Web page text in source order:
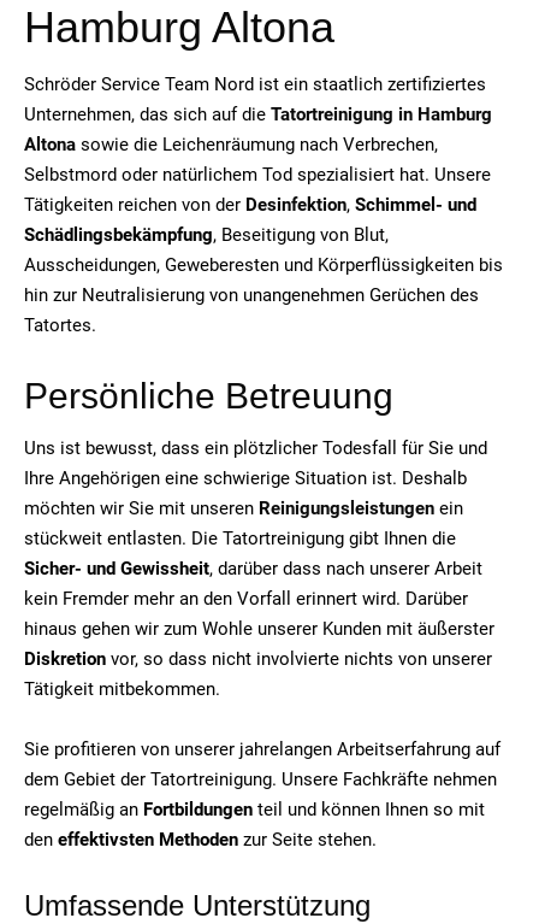
Hamburg Altona
Schröder Service Team Nord ist ein staatlich zertifiziertes
Unternehmen, das sich auf die Tatortreinigung in Hamburg
Altona sowie die Leichenräumung nach Verbrechen,
Selbstmord oder natürlichem Tod spezialisiert hat. Unsere
Tätigkeiten reichen von der Desinfektion, Schimmel- und
Schädlingsbekämpfung, Beseitigung von Blut,
Ausscheidungen, Geweberesten und Körperflüssigkeiten bis
hin zur Neutralisierung von unangenehmen Gerüchen des
Tatortes.
Persönliche Betreuung
Uns ist bewusst, dass ein plötzlicher Todesfall für Sie und
Ihre Angehörigen eine schwierige Situation ist. Deshalb
möchten wir Sie mit unseren Reinigungsleistungen ein
stückweit entlasten. Die Tatortreinigung gibt Ihnen die
Sicher- und Gewissheit, darüber dass nach unserer Arbeit
kein Fremder mehr an den Vorfall erinnert wird. Darüber
hinaus gehen wir zum Wohle unserer Kunden mit äußerster
Diskretion vor, so dass nicht involvierte nichts von unserer
Tätigkeit mitbekommen.
Sie profitieren von unserer jahrelangen Arbeitserfahrung auf
dem Gebiet der Tatortreinigung. Unsere Fachkräfte nehmen
regelmäßig an Fortbildungen teil und können Ihnen so mit
den effektivsten Methoden zur Seite stehen.
Umfassende Unterstützung